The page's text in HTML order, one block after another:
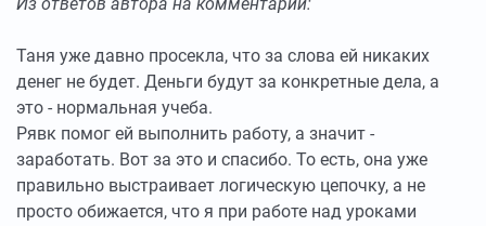
Таня уже давно просекла, что за слова ей никаких
денег не будет. Деньги будут за конкретные дела, а
это - нормальная учеба.
Рявк помог ей выполнить работу, а значит -
заработать. Вот за это и спасибо. То есть, она уже
правильно выстраивает логическую цепочку, а не
просто обижается, что я при работе над уроками